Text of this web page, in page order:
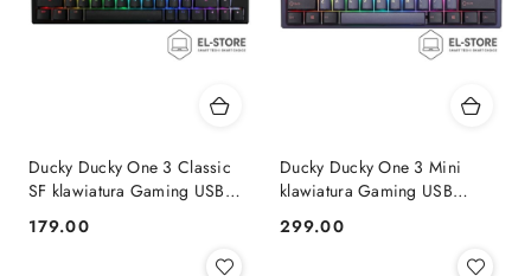
Ducky Ducky One 3 Classic
SF klawiatura Gaming USB
Cena:
179.00
Ducky Ducky One 3 Mini
klawiatura Gaming USB
Cena:
299.00